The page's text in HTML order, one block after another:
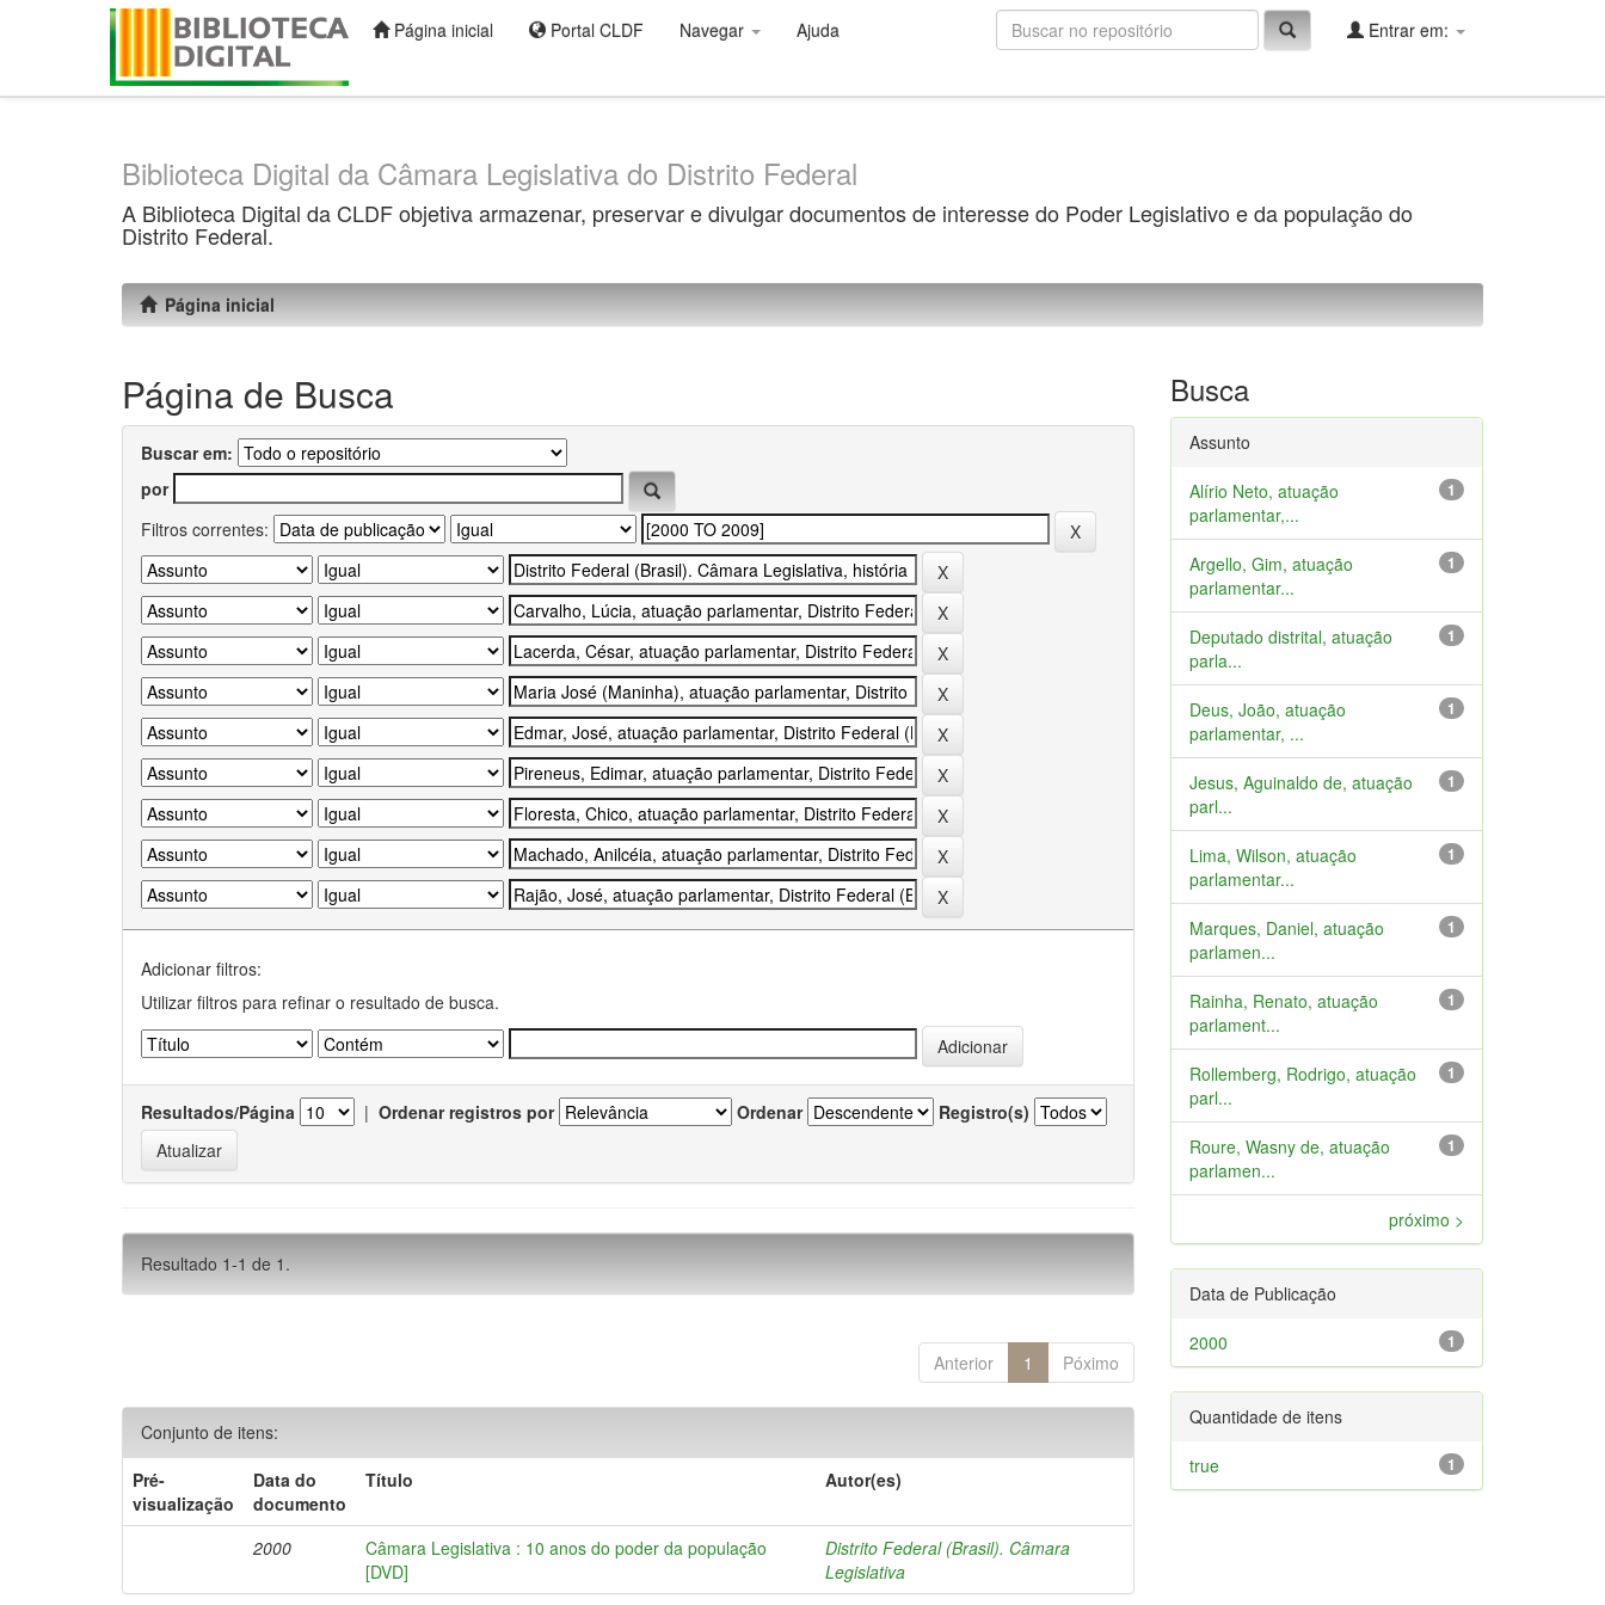
Página inicial Portal CLDF Navegar Ajuda Entrar em:
Biblioteca Digital da Câmara Legislativa do Distrito Federal
A Biblioteca Digital da CLDF objetiva armazenar, preservar e divulgar documentos de interesse do Poder Legislativo e da população do
Distrito Federal.
Página inicial
Página de Busca
Buscar em:
por
Filtros correntes:
Adicionar filtros:
Utilizar filtros para refinar o resultado de busca.
Resultados/Página | Ordenar registros por Ordenar Registro(s)
Resultado 1-1 de 1.
Anterior 1 Póximo
Conjunto de itens:
Pré-
visualização
Data do
documento
Título Autor(es)
2000
Câmara Legislativa : 10 anos do poder da população
[DVD]
Distrito Federal (Brasil). Câmara
Legislativa
Busca
Assunto
1
Alírio Neto, atuação
parlamentar,...
1
Argello, Gim, atuação
parlamentar...
1
Deputado distrital, atuação
parla...
1
Deus, João, atuação
parlamentar, ...
1
Jesus, Aguinaldo de, atuação
parl...
1
Lima, Wilson, atuação
parlamentar...
1
Marques, Daniel, atuação
parlamen...
1
Rainha, Renato, atuação
parlament...
1
Rollemberg, Rodrigo, atuação
parl...
1
Roure, Wasny de, atuação
parlamen...
próximo >
Data de Publicação
1
2000
Quantidade de itens
1
true